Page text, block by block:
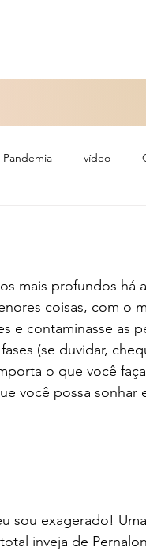
Pandemia vídeo
mais profundos há
coisas, com o
e contaminasse as
(se duvidar,
o que você
você possa sonhar
sou exagerado!
inveja de